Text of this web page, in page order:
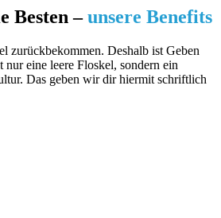
Besten –unsere Benefits
zurückbekommen. Deshalb ist Geben
eine leere Floskel, sondern ein
Das geben wir dir hiermit schriftlich